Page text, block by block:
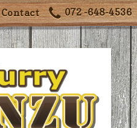
072 -648-4536
Contact